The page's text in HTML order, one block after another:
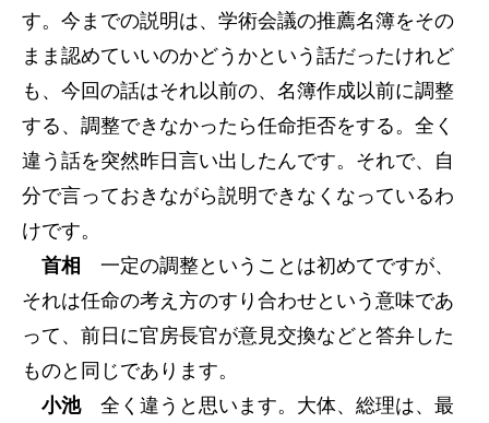
す。今までの説明は、学術会議の推薦名簿をその
まま認めていいのかどうかという話だったけれど
も、今回の話はそれ以前の、名簿作成以前に調整
する、調整できなかったら任命拒否をする。全く
違う話を突然昨日言い出したんです。それで、自
分で言っておきながら説明できなくなっているわ
けです。
首相
一定の調整ということは初めてですが、
それは任命の考え方のすり合わせという意味であ
って、前日に官房長官が意見交換などと答弁した
ものと同じであります。
小池全く違うと思います。大体、総理は、最